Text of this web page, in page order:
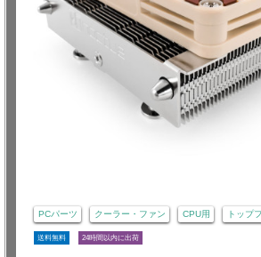
PCパーツ クーラー・ファン CPU用 トップ
送料無料 24時間以内に出荷